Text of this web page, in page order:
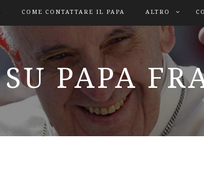
COME CONTATTARE IL PAPA ALTRO
PAPA